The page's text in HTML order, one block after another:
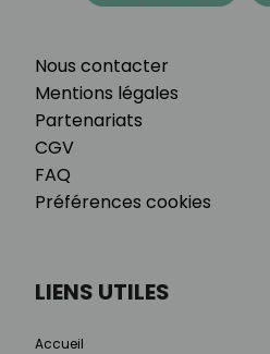
Nous contacter
Mentions légales
Partenariats
CGV
FAQ
Préférences cookies
LIENS UTILES
Accueil